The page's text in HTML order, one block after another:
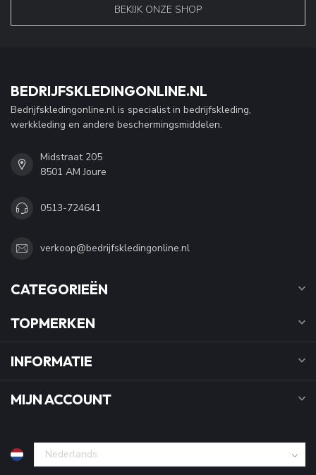
BEKIJK ONZE SHOP
BEDRIJFSKLEDINGONLINE.NL
Bedrijfskledingonline.nl is specialist in bedrijfskleding,
werkkleding en andere beschermingsmiddelen.
Midstraat 205
8501 AM Joure
0513-724641
verkoop@bedrijfskledingonline.nl
CATEGORIEËN
TOPMERKEN
INFORMATIE
MIJN ACCOUNT